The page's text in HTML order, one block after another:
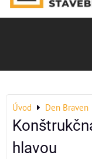
Úvod Den Braven
hlavou